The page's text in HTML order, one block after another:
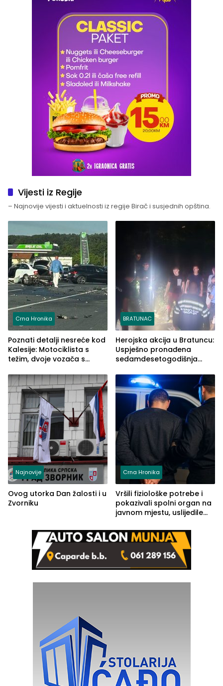
Vijesti iz Regije
– Najnovije vijesti i aktuelnosti iz regije Birač i susjednih opština.
Crna Hronika
Poznati detalji nesreće kod
Kalesije: Motociklista s
težim, dvoje vozača s
BRATUNAC
Herojska akcija u Bratuncu:
Uspješno pronađena
sedamdesetogodišnja
Kravice.
Najnovije
Ovog utorka Dan žalosti i u
Zvorniku
Crna Hronika
Vršili fiziološke potrebe i
pokazivali spolni organ na
javnom mjestu, uslijedile